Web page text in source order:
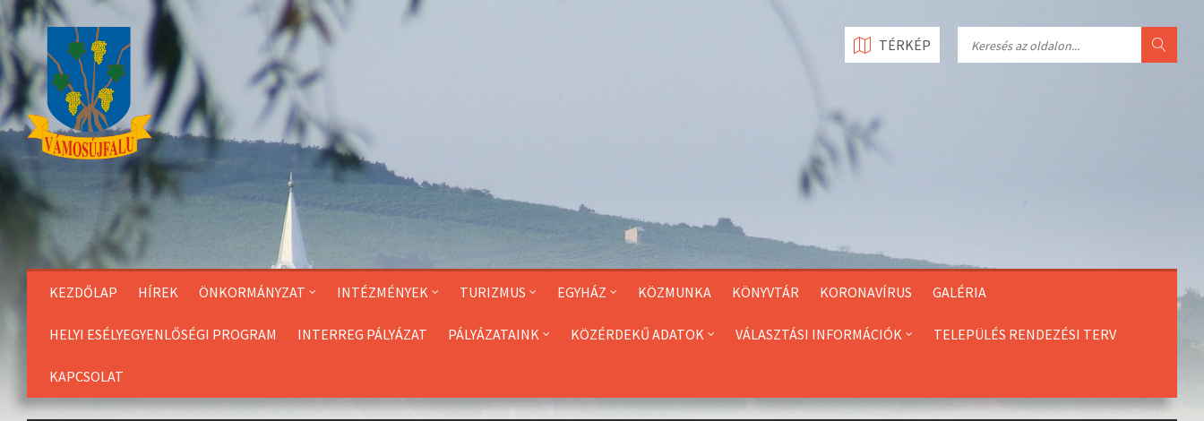
Skip
to
Content
KEZDŐLAP HÍREK ÖNKORMÁNYZAT INTÉZMÉNYEK TURIZMUS EGYHÁZ KÖZMUNKA KÖNYVTÁR KORONAVÍRUS GALÉRIA
HELYI ESÉLYEGYENLŐSÉGI PROGRAM INTERREG PÁLYÁZAT PÁLYÁZATAINK KÖZÉRDEKŰ ADATOK VÁLASZTÁSI INFORMÁCIÓK TELEPÜLÉS RENDEZÉSI TERV
KAPCSOLAT
TÉRKÉP